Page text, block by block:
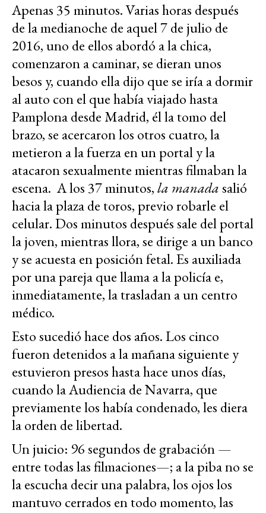
Apenas 35 minutos. Varias horas después
de la medianoche de aquel 7 de julio de
2016, uno de ellos abordó a la chica,
comenzaron a caminar, se dieran unos
besos y, cuando ella dijo que se iría a dormir
al auto con el que había viajado hasta
Pamplona desde Madrid, él la tomo del
brazo, se acercaron los otros cuatro, la
metieron a la fuerza en un portal y la
atacaron sexualmente mientras filmaban la
escena. A los 37 minutos,la manadasalió
hacia la plaza de toros, previo robarle el
celular. Dos minutos después sale del portal
la joven, mientras llora, se dirige a un banco
y se acuesta en posición fetal. Es auxiliada
por una pareja que llama a la policía e,
inmediatamente, la trasladan a un centro
médico.
Esto sucedió hace dos años. Los cinco
fueron detenidos a la mañana siguiente y
estuvieron presos hasta hace unos días,
cuando la Audiencia de Navarra, que
previamente los había condenado, les diera
la orden de libertad.
Un juicio: 96 segundos de grabación —
entre todas las filmaciones—; a la piba no se
la escucha decir una palabra, los ojos los
mantuvo cerrados en todo momento, las